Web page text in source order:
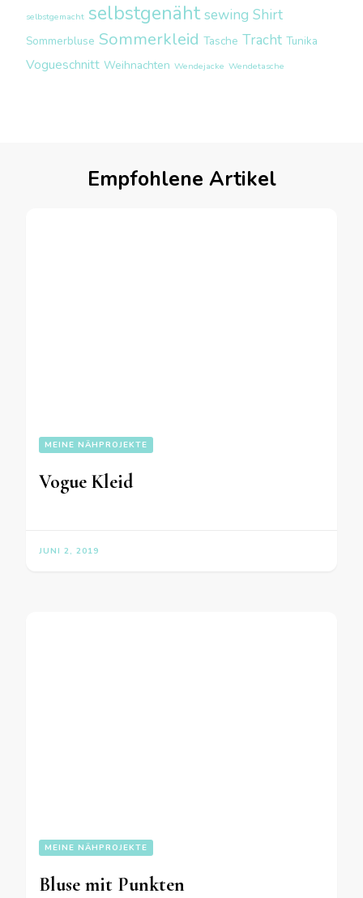
selbstgemacht selbstgenäht sewing Shirt
Sommerbluse Sommerkleid Tasche Tracht Tunika
Vogueschnitt Weihnachten Wendejacke Wendetasche
Empfohlene Artikel
MEINE NÄHPROJEKTE
Vogue Kleid
JUNI 2, 2019
MEINE NÄHPROJEKTE
Bluse mit Punkten